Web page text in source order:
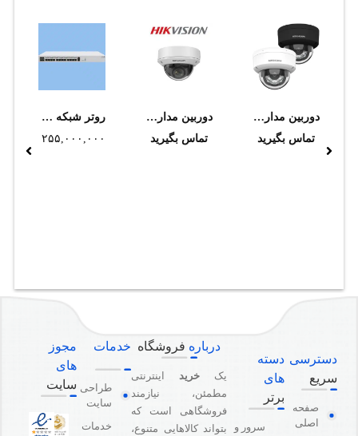
دوربین مداربسته هایک ویژن مدل DS-2CD2163G2-LIS2U 2.8MM
تماس بگیرید
دوربین مداربسته هایک ویژن مدل DS-2CD1743G0-IZ (2.8-12mm)
تماس بگیرید
روتر شبکه میکروتیک مدل CCR2116-12G-4S+
۲۵۵,۰۰۰,۰۰۰
دسترسی
سریع
صفحه
اصلی
دسته
های
برتر
سرور و
درباره فروشگاه
یک خرید اینترنتی
مطمئن، نیازمند
فروشگاهی است که
بتواند کالاهایی متنوع،
خدمات
طراحی
سایت
خدمات
مجوز
های
سایت